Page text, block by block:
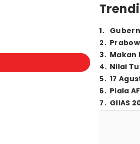
1.
2.
3. Makan
4. Nilai
5. 17
6. Piala
7. GIIAS